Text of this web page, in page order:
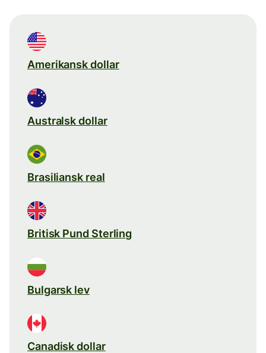
Amerikansk dollar
Australsk dollar
Brasiliansk real
Britisk Pund Sterling
Bulgarsk lev
Canadisk dollar